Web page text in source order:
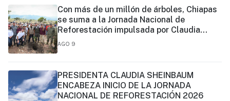
Con más de un millón de árboles, Chiapas
se suma a la Jornada Nacional de
Reforestación impulsada por Claudia
Sheinbaum
AGO 9
PRESIDENTA CLAUDIA SHEINBAUM
ENCABEZA INICIO DE LA JORNADA
NACIONAL DE REFORESTACIÓN 2026